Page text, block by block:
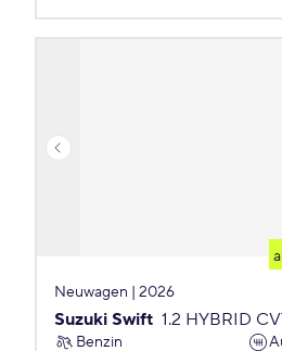
Neuwagen | 2026
Suzuki Swift 1.2 HYBRID
Benzin